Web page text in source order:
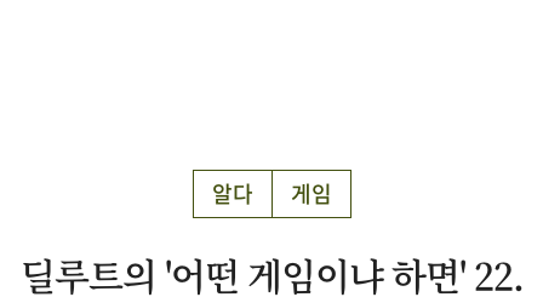
알다 게임
딜루트의 '어떤 게임이냐 하면' 22.